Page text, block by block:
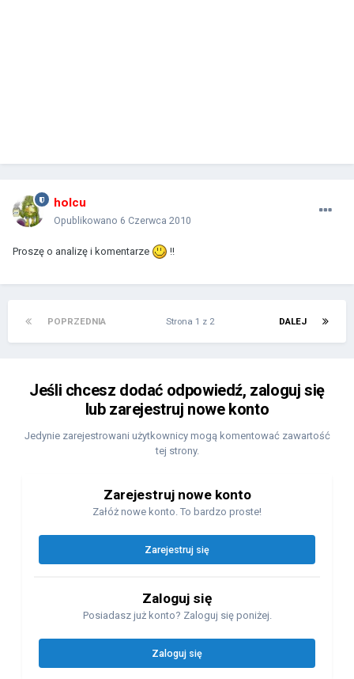
holcu
Opublikowano 6 Czerwca 2010
Proszę o analizę i komentarze !!
POPRZEDNIA DALEJ
Strona 1 z 2
Jeśli chcesz dodać odpowiedź, zaloguj się
lub zarejestruj nowe konto
Jedynie zarejestrowani użytkownicy mogą komentować zawartość
tej strony.
Zarejestruj nowe konto
Załóż nowe konto. To bardzo proste!
Zarejestruj się
Zaloguj się
Posiadasz już konto? Zaloguj się poniżej.
Zaloguj się